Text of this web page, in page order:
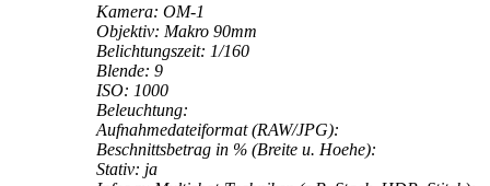
Kamera: OM-1
Objektiv: Makro 90mm
Belichtungszeit: 1/160
Blende: 9
ISO: 1000
Beleuchtung:
Aufnahmedateiformat (RAW/JPG):
Beschnittsbetrag in % (Breite u. Hoehe):
Stativ: ja